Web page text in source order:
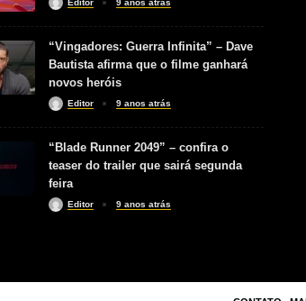
Editor 9 anos atrás
“Vingadores: Guerra Infinita” – Dave
Bautista afirma que o filme ganhará
novos heróis
Editor 9 anos atrás
“Blade Runner 2049” – confira o
teaser do trailer que sairá segunda
feira
Editor 9 anos atrás